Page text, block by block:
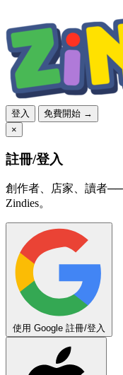
登入
免費開始 →
×
註冊/登入
創作者、店家、讀者
Zindies。
使用 Google 註冊/登入